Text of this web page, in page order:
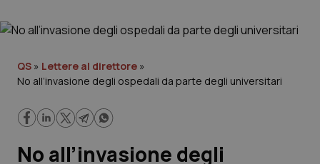
Cronache
QS » Lettere al direttore »
No all’invasione degli ospedali da parte degli universitari
No all’invasione degli